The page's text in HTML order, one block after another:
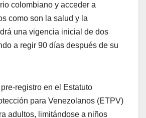
colombiano y acceder a
como son la salud y la
una vigencia inicial de dos
a regir 90 días después de su
registro en el Estatuto
para Venezolanos (ETPV)
adultos, limitándose a niños